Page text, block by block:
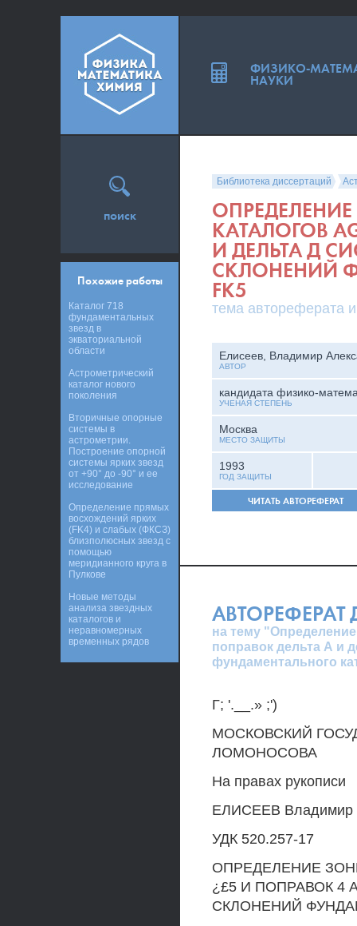
Библиотека диссертаций
КАТАЛОГОВ
И ДЕЛЬТА Д
СКЛОНЕНИЙ
FK5
тема автореферата
Елисеев, Владимир
АВТОР
кандидата физико-
УЧЕНАЯ СТЕПЕНЬ
Москва
МЕСТО ЗАЩИТЫ
1993
ГОД ЗАЩИТЫ
ЧИТАТЬ АВТОРЕФЕРАТ
АВТОРЕФЕРАТ
на тему
поправок дельта А и
фундаментального
Г; '.__.» ;')
МОСКОВСКИЙ
ЛОМОНОСОВА
На правах рукописи
ЕЛИСЕЕВ Владимир
УДК 520.257-17
ОПРЕДЕЛЕНИЕ
¿£5 И ПОПРАВОК
СКЛОНЕНИЙ
поиск
Похожие работы
Каталог 718
фундаментальных
звезд в
экваториальной
области
Астрометрический
каталог нового
поколения
Вторичные опорные
системы в
астрометрии.
Построение опорной
системы ярких звезд
от +90° до -90° и ее
исследование
Определение прямых
восхождений ярких
(FK4) и слабых (ФКСЗ)
близполюсных звезд с
помощью
меридианного круга в
Пулкове
Новые методы
анализа звездных
каталогов и
неравномерных
временных рядов
ФИЗИКО-
НАУКИ